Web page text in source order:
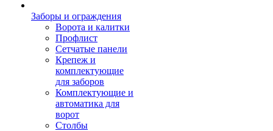
Заборы и ограждения
Ворота и калитки
Профлист
Сетчатые панели
Крепеж и
комплектующие
для заборов
Комплектующие и
автоматика для
ворот
Столбы